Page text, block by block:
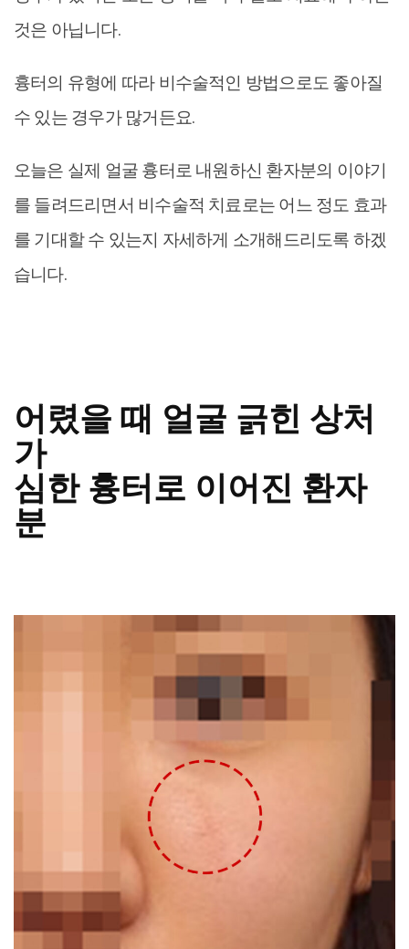
것은 아닙니다.
흉터의 유형에 따라 비수술적인 방법으로도 좋아질
수 있는 경우가 많거든요.
오늘은 실제 얼굴 흉터로 내원하신 환자분의 이야기
를 들려드리면서 비수술적 치료로는 어느 정도 효과
를 기대할 수 있는지 자세하게 소개해드리도록 하겠
습니다.
어렸을 때 얼굴 긁힌 상처
가
심한 흉터로 이어진 환자
분